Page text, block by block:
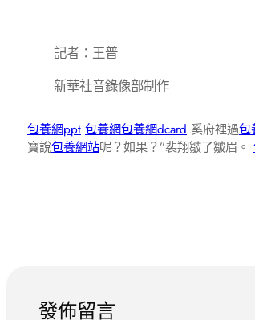
記者：王普
新華社音錄像部制作
包養網ppt 包養網包養網dcard 奚府裡過包
寶說包養網站呢？如果？”裴翔皺了皺眉。
發佈留言